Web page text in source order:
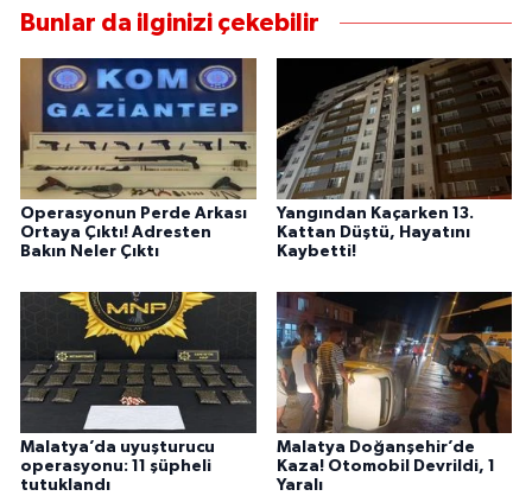
Bunlar da ilginizi çekebilir
Operasyonun Perde Arkası
Ortaya Çıktı! Adresten
Bakın Neler Çıktı
Yangından Kaçarken 13.
Kattan Düştü, Hayatını
Kaybetti!
Malatya’da uyuşturucu
operasyonu: 11 şüpheli
tutuklandı
Malatya Doğanşehir’de
Kaza! Otomobil Devrildi, 1
Yaralı